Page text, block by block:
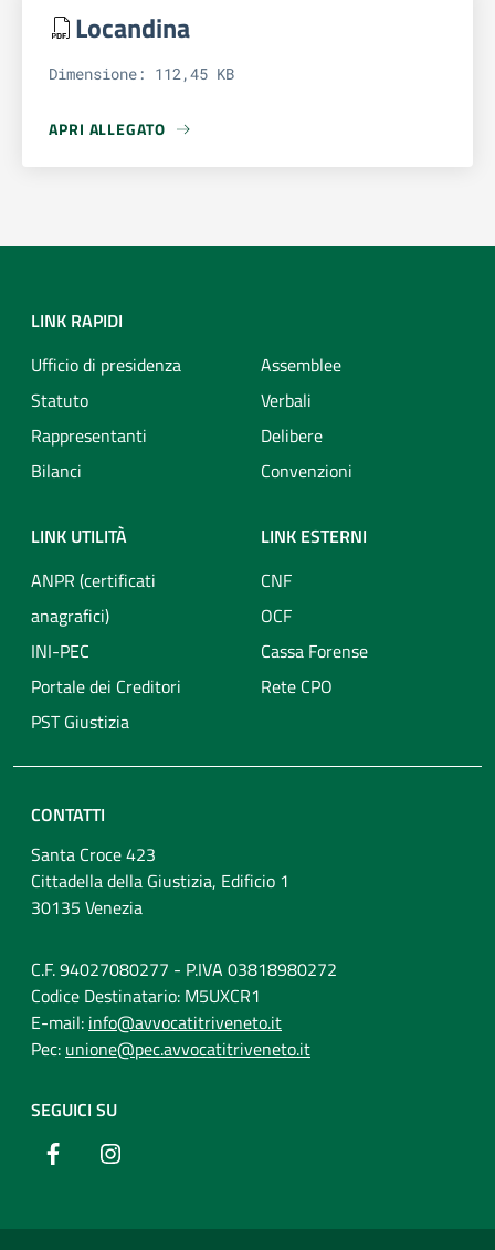
Locandina
Dimensione: 112,45 KB
APRI ALLEGATO
APRI ALLEGATO LOCANDINA
LINK RAPIDI
Ufficio di presidenza
Statuto
Rappresentanti
Bilanci
Assemblee
Verbali
Delibere
Convenzioni
LINK UTILITÀ
ANPR (certificati
anagrafici)
INI-PEC
Portale dei Creditori
PST Giustizia
LINK ESTERNI
CNF
OCF
Cassa Forense
Rete CPO
CONTATTI
Santa Croce 423
Cittadella della Giustizia, Edificio 1
30135 Venezia
C.F. 94027080277 - P.IVA 03818980272
Codice Destinatario: M5UXCR1
E-mail: info@avvocatitriveneto.it
Pec: unione@pec.avvocatitriveneto.it
SEGUICI SU